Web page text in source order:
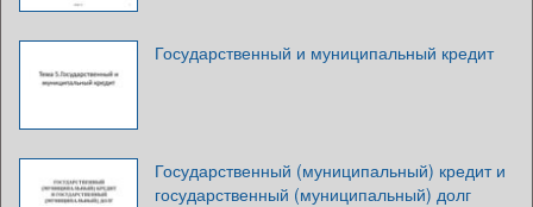
Государственный и муниципальный кредит
Государственный (муниципальный) кредит и
государственный (муниципальный) долг